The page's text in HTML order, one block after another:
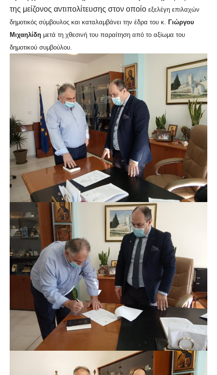
της μείζονος αντιπολίτευσης στον οποίο εξελέγη επιλαχών
δημοτικός σύμβουλος και καταλαμβάνει την έδρα του κ. Γιώργου
Μιχαηλίδη μετά τη χθεσινή του παραίτηση από το αξίωμα του
δημοτικού συμβούλου.